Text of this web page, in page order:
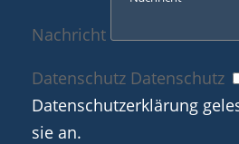
Nachricht
Datenschutz Datenschutz
Datenschutzerklärung
sie an.